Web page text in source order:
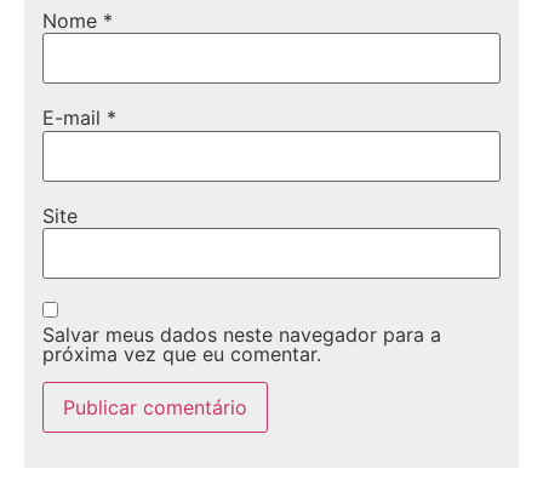
Nome *
E-mail *
Site
Salvar meus dados neste navegador para a
próxima vez que eu comentar.